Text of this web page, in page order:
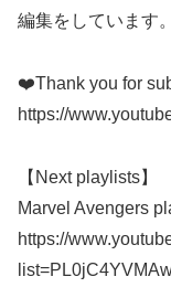
編集をしています。
❤️Thank you for
https://
【Next playlists】
Marvel Avengers
https://